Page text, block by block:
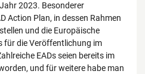
2023. Besonderer
Action Plan, in dessen Rahmen
und die Europäische
für die Veröffentlichung im
EADs seien bereits im
und für weitere habe man